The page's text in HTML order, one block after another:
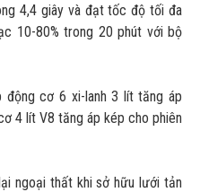
4,4 giây và đạt tốc độ tối đa
10-80% trong 20 phút với bộ
động cơ 6 xi-lanh 3 lít tăng áp
4 lít V8 tăng áp kép cho phiên
ngoại thất khi sở hữu lưới tản